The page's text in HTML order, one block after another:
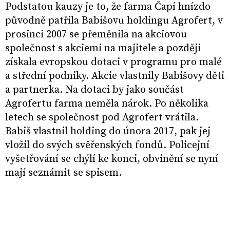
Podstatou kauzy je to, že farma Čapí hnízdo
původně patřila Babišovu holdingu Agrofert, v
prosinci 2007 se přeměnila na akciovou
společnost s akciemi na majitele a později
získala evropskou dotaci v programu pro malé
a střední podniky. Akcie vlastnily Babišovy děti
a partnerka. Na dotaci by jako součást
Agrofertu farma neměla nárok. Po několika
letech se společnost pod Agrofert vrátila.
Babiš vlastnil holding do února 2017, pak jej
vložil do svých svěřenských fondů. Policejní
vyšetřování se chýlí ke konci, obvinění se nyní
mají seznámit se spisem.